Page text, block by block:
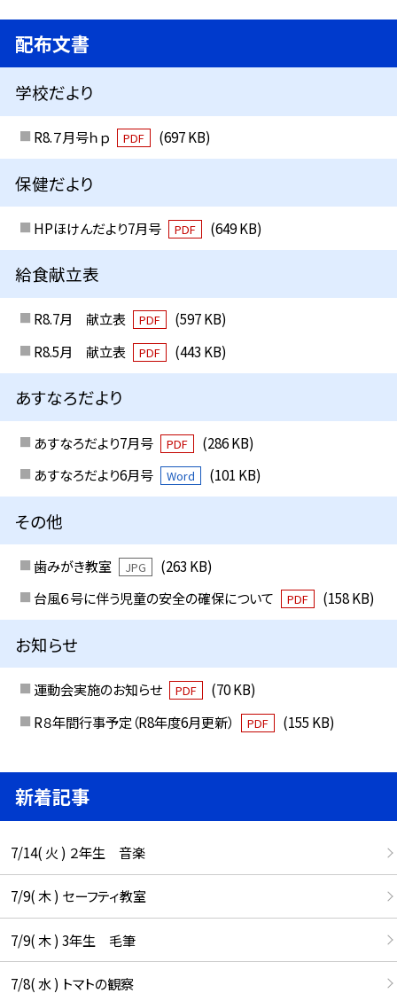
配布文書
学校だより
R8.７月号ｈｐ PDF (697 KB)
保健だより
HPほけんだより7月号 PDF (649 KB)
給食献立表
R8.7月 献立表 PDF
(597 KB)
R8.5月 献立表
PDF (443 KB)
あすなろだより
あすなろだより7月号 PDF
(286 KB)
あすなろだより6月号
Word (101 KB)
その他
歯みがき教室 JPG
(263 KB)
台風６号に伴う児童の安全の確保について
PDF (158 KB)
お知らせ
運動会実施のお知らせ PDF
(70 KB)
R８年間行事予定（R8年度6月更新）
PDF (155 KB)
新着記事
7/14( 火 ) ２年生 音楽
7/9( 木 ) セーフティ教室
7/9( 木 ) 3年生 毛筆
7/8( 水 ) トマトの観察